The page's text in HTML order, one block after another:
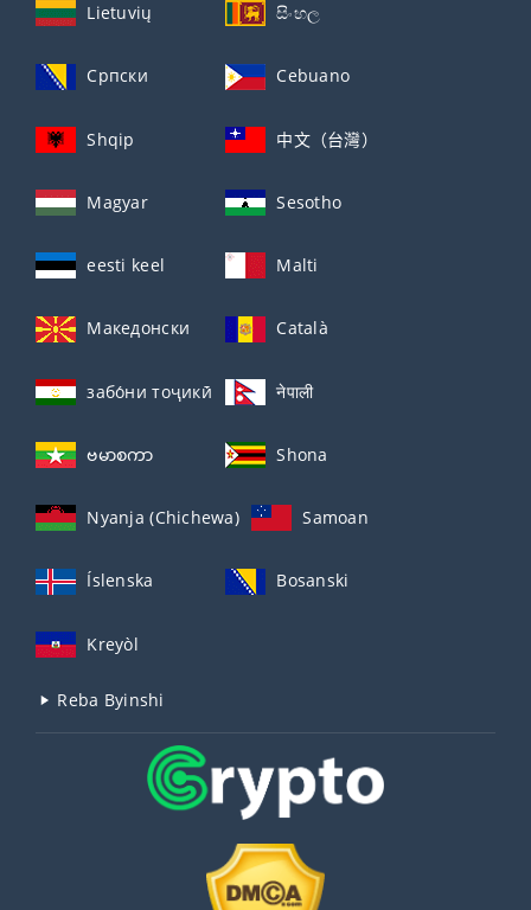
Lietuvių සිංහල
Српски Cebuano
Shqip 中文（台灣）
Magyar Sesotho
eesti keel Malti
Македонски Català
забо́ни тоҷикӣ́ नेपाली
ဗမာစကာ Shona
Nyanja (Chichewa) Samoan
Íslenska Bosanski
Kreyòl
Reba Byinshi